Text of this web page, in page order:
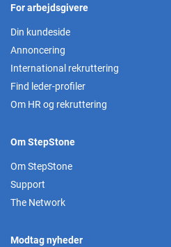
For arbejdsgivere
Din kundeside
Annoncering
International rekruttering
Find leder-profiler
Om HR og rekruttering
Om StepStone
Om StepStone
Support
The Network
Modtag nyheder